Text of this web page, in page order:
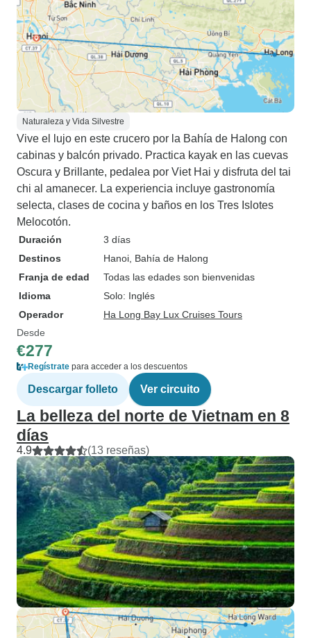
Naturaleza y Vida Silvestre
Vive el lujo en este crucero por la Bahía de Halong con
cabinas y balcón privado. Practica kayak en las cuevas
Oscura y Brillante, pedalea por Viet Hai y disfruta del tai
chi al amanecer. La experiencia incluye gastronomía
selecta, clases de cocina y baños en los Tres Islotes
Melocotón.
Duración
3 días
Destinos
Hanoi , Bahía de Halong
Franja de edad
Todas las edades son bienvenidas
Idioma
Solo: Inglés
Operador
Ha Long Bay Lux Cruises Tours
Desde
€277
Regístrate para acceder a los descuentos
Descargar folleto Ver circuito
La belleza del norte de Vietnam en 8
días
4.9 (13 reseñas)